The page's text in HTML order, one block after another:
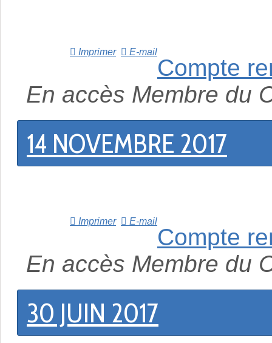
Imprimer E-mail
Compte
En accès Membre du
14 NOVEMBRE 2017
Imprimer E-mail
Compte
En accès Membre du
30 JUIN 2017